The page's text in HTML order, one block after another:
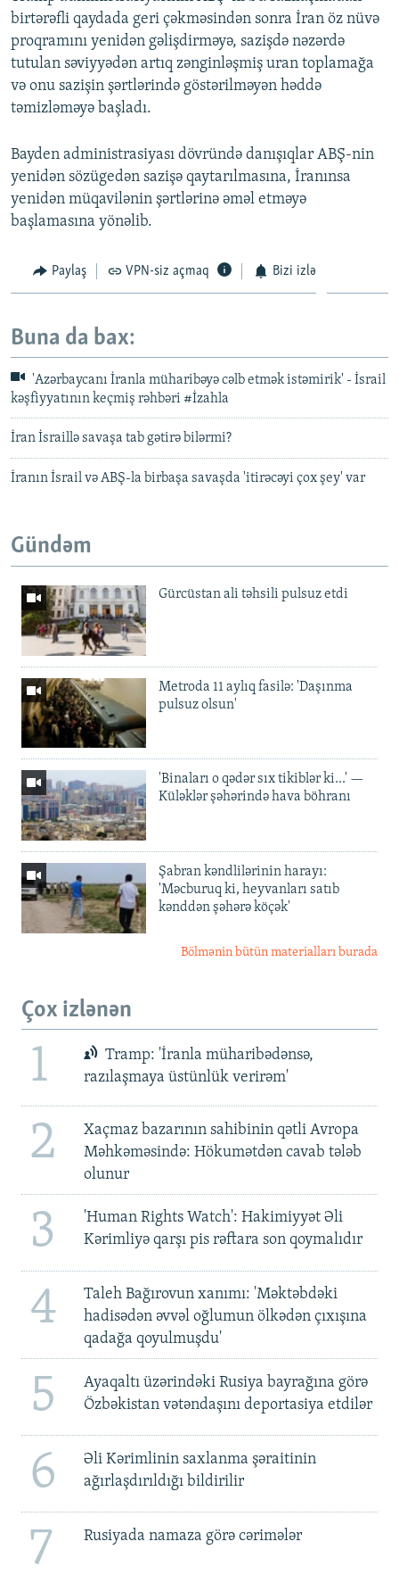
birtərəfli qaydada geri çəkməsindən sonra İran öz nüvə
proqramını yenidən gəlişdirməyə, sazişdə nəzərdə
tutulan səviyyədən artıq zənginləşmiş uran toplamağa
və onu sazişin şərtlərində göstərilməyən həddə
təmizləməyə başladı.
Bayden administrasiyası dövründə danışıqlar ABŞ-nin
yenidən sözügedən sazişə qaytarılmasına, İranınsa
yenidən müqavilənin şərtlərinə əməl etməyə
başlamasına yönəlib.
Paylaş VPN-siz açmaq Bizi izlə
Buna da bax:
'Azərbaycanı İranla müharibəyə cəlb etmək istəmirik' - İsrail
kəşfiyyatının keçmiş rəhbəri #İzahla
İran İsraillə savaşa tab gətirə bilərmi?
İranın İsrail və ABŞ-la birbaşa savaşda 'itirəcəyi çox şey' var
Gündəm
Gürcüstan ali təhsili pulsuz etdi
Metroda 11 aylıq fasilə: 'Daşınma
pulsuz olsun'
'Binaları o qədər sıx tikiblər ki...' —
Küləklər şəhərində hava böhranı
Şabran kəndlilərinin harayı:
'Məcburuq ki, heyvanları satıb
kənddən şəhərə köçək'
Bölmənin bütün materialları burada
Çox izlənən
1
Tramp: 'İranla müharibədənsə,
razılaşmaya üstünlük verirəm'
2
Xaçmaz bazarının sahibinin qətli Avropa
Məhkəməsində: Hökumətdən cavab tələb
olunur
3
'Human Rights Watch': Hakimiyyət Əli
Kərimliyə qarşı pis rəftara son qoymalıdır
4
Taleh Bağırovun xanımı: 'Məktəbdəki
hadisədən əvvəl oğlumun ölkədən çıxışına
qadağa qoyulmuşdu'
5
Ayaqaltı üzərindəki Rusiya bayrağına görə
Özbəkistan vətəndaşını deportasiya etdilər
6
Əli Kərimlinin saxlanma şəraitinin
ağırlaşdırıldığı bildirilir
7 Rusiyada namaza görə cərimələr